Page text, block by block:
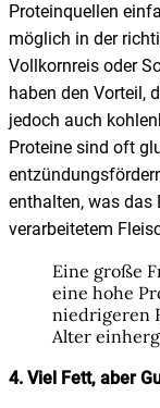
Proteinquellen
möglich in der
Vollkornreis oder
haben den Vorteil,
jedoch auch
Proteine sind oft
enthalten, was das
verarbeitetem
Eine große
eine hohe
niedrigeren
Alter
4. Viel Fett, aber